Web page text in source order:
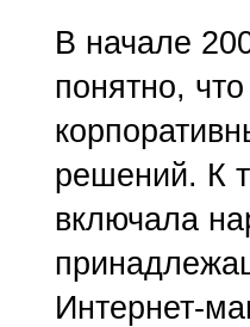
В начале
понятно,
решений. К
включала
Интернет-